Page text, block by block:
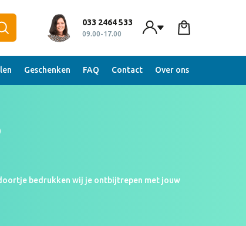
033 2464 533
09.00-17.00
Geschenken FAQ Contact Over ons
bedrukken wij je ontbijtrepen met jouw
stuk bij (aantal) stuks. Ben je benieuwd hoe je
op van jouw ontbijtreep. Gratis en geheel